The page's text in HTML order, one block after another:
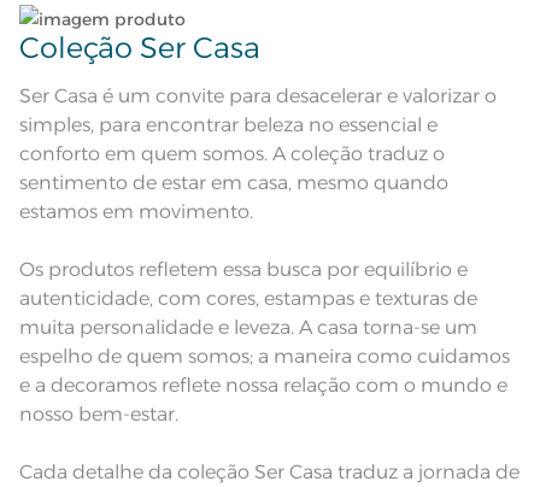
Observações
nas especificações técnicas do
Coleção Ser Casa
Ser Casa é um convite para desacelerar e valorizar o
simples, para encontrar beleza no essencial e
conforto em quem somos. A coleção traduz o
sentimento de estar em casa, mesmo quando
estamos em movimento.
Os produtos refletem essa busca por equilíbrio e
autenticidade, com cores, estampas e texturas de
muita personalidade e leveza. A casa torna-se um
espelho de quem somos; a maneira como cuidamos
e a decoramos reflete nossa relação com o mundo e
nosso bem-estar.
Cada detalhe da coleção Ser Casa traduz a jornada de